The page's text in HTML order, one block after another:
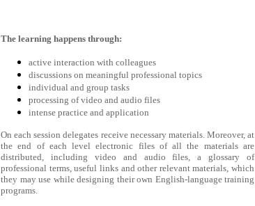
The learning happens through:
active interaction with colleagues
discussions on meaningful professional topics
individual and group tasks
processing of video and audio files
intense practice and application
On each session delegates receive necessary materials. Moreover, at
the end of each level electronic files of all the materials are
distributed, including video and audio files, a glossary of
professional terms, useful links and other relevant materials, which
they may use while designing their own English-language training
programs.